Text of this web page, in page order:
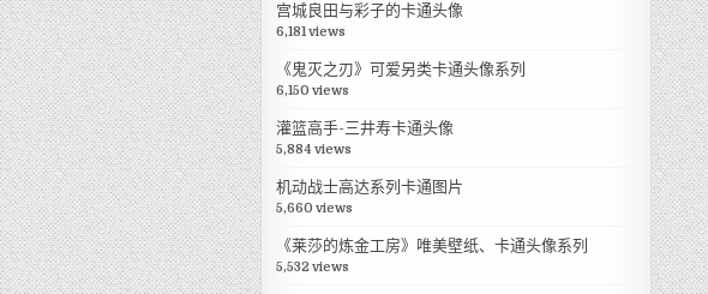
宫城良田与彩子的卡通头像
6,181 views
《鬼灭之刃》可爱另类卡通头像系列
6,150 views
灌篮高手-三井寿卡通头像
5,884 views
机动战士高达系列卡通图片
5,660 views
《莱莎的炼金工房》唯美壁纸、卡通头像系列
5,532 views